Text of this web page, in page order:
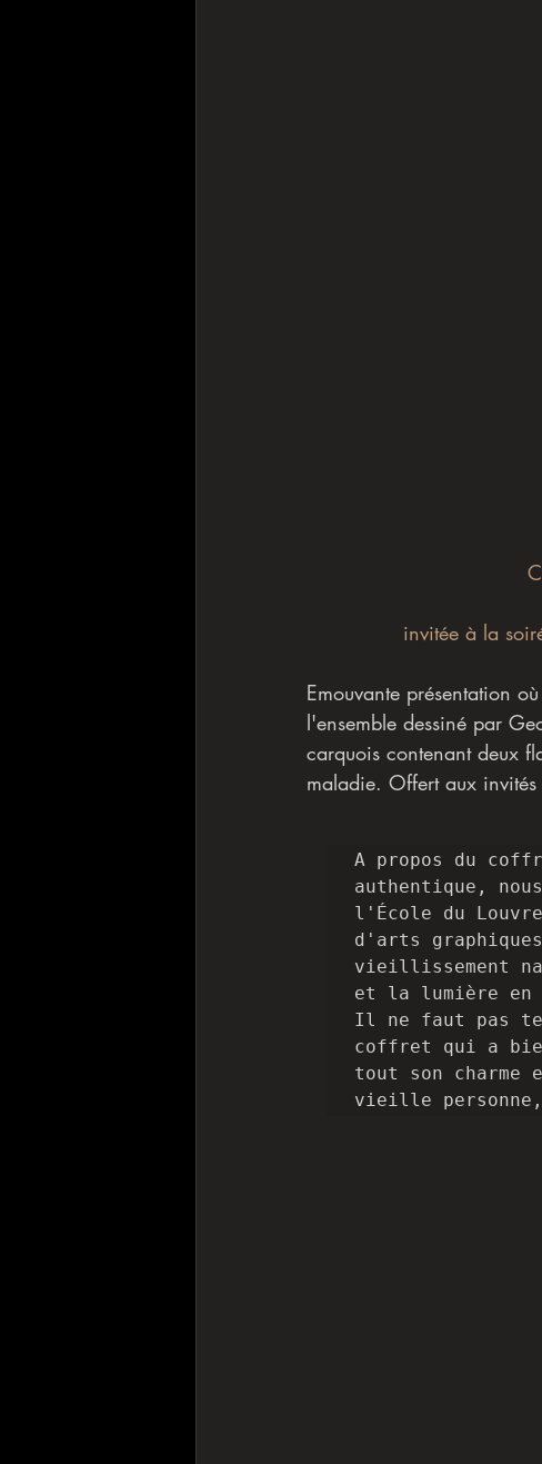
invitée à la
Emouvante présentation
l'ensemble dessiné par
carquois contenant deux
maladie. Offert aux
A propos du
authentique,
l'École du
d'arts
vieillissement
et la lumière
Il ne faut pas
coffret qui a
tout son charme
vieille